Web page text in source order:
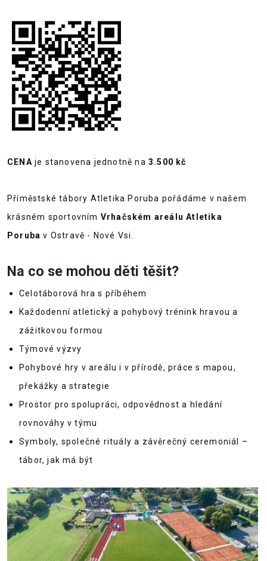
CENA je stanovena jednotně na3.500 kč
Příměstské tábory Atletika Poruba pořádáme v našem
krásném sportovním Vrhačském areálu Atletika
Porubav Ostravě - Nové Vsi.
Na co se mohou děti těšit?
Celotáborová hra s příběhem
Každodenní atletický a pohybový trénink hravou a
zážitkovou formou
Týmové výzvy
Pohybové hry v areálu i v přírodě, práce s mapou,
překážky a strategie
Prostor pro spolupráci, odpovědnost a hledání
rovnováhy v týmu
Symboly, společné rituály a závěrečný ceremoniál –
tábor, jak má být